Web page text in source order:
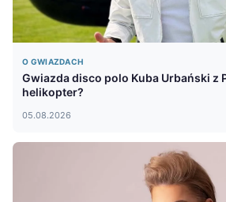
O GWIAZDACH
Gwiazda disco polo Kuba Urbański z
helikopter?
05.08.2026